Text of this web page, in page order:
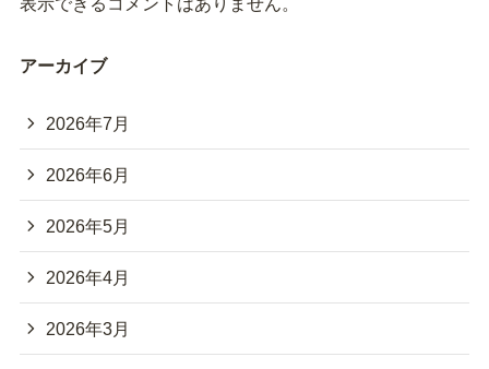
アーカイブ
2026年7月
2026年6月
2026年5月
2026年4月
2026年3月